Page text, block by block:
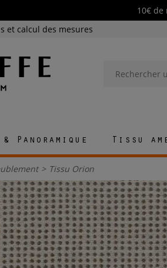
10€
et calcul des mesures
Panoramique Tissu
> Tissu Orion